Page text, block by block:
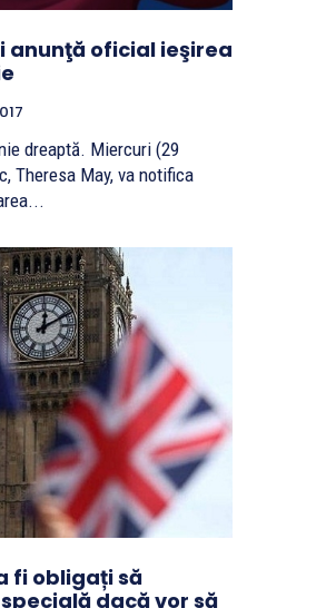
anunţă oficial ieşirea
dreaptă. Miercuri (29
Theresa May, va notifica
fi obligați să
dacă vor să